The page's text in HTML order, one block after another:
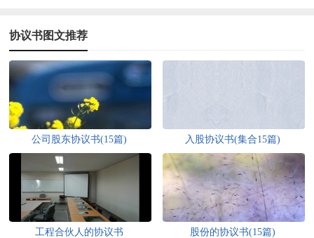
协议书图文推荐
公司股东协议书(15篇) 入股协议书(集合15篇)
工程合伙人的协议书 股份的协议书(15篇)